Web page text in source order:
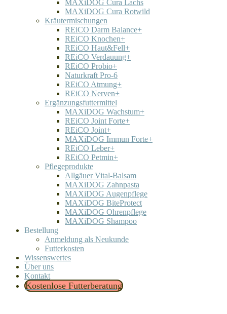
MAXiDOG Cura Lachs
MAXiDOG Cura Rotwild
Kräutermischungen
REiCO Darm Balance+
REiCO Knochen+
REiCO Haut&Fell+
REiCO Verdauung+
REiCO Probio+
Naturkraft Pro-6
REiCO Atmung+
REiCO Nerven+
Ergänzungsfuttermittel
MAXiDOG Wachstum+
REiCO Joint Forte+
REiCO Joint+
MAXiDOG Immun Forte+
REiCO Leber+
REiCO Petmin+
Pflegeprodukte
Allgäuer Vital-Balsam
MAXiDOG Zahnpasta
MAXiDOG Augenpflege
MAXiDOG BiteProtect
MAXiDOG Ohrenpflege
MAXiDOG Shampoo
Bestellung
Anmeldung als Neukunde
Futterkosten
Wissenswertes
Über uns
Kontakt
Kostenlose Futterberatung